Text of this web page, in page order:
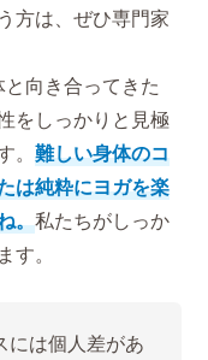
方は、ぜひ専門家
向き合ってきた
をしっかりと見極
難しい身体のコ
は純粋にヨガを楽
。私たちがしっか
。
には個人差があ